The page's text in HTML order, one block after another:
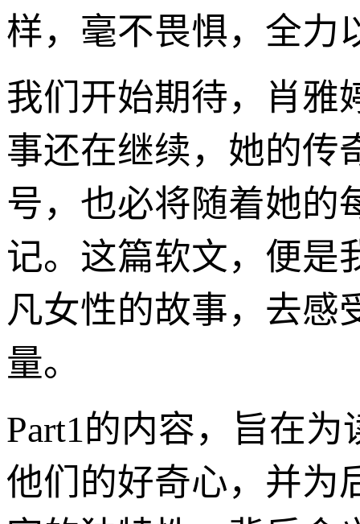
样，毫不畏惧，全力
我们开始期待，肖雅
事还在继续，她的传
号，也必将随着她的
记。这篇软文，便是
凡女性的故事，去感
量。
Part1的内容，旨在
他们的好奇心，并为